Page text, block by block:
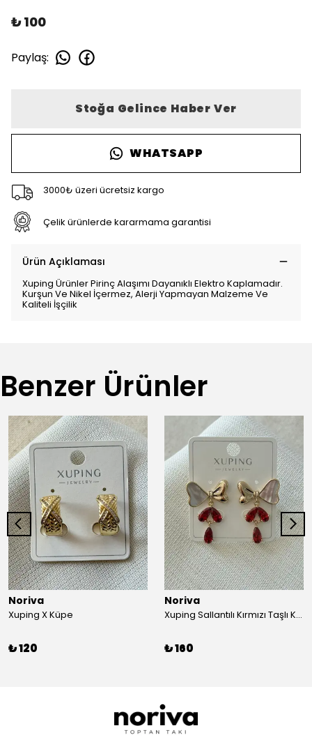
₺ 100
Paylaş:
Stoğa Gelince Haber Ver
WHATSAPP
3000₺ üzeri ücretsiz kargo
Çelik ürünlerde kararmama garantisi
Ürün Açıklaması
Xuping Ürünler Pirinç Alaşımı Dayanıklı Elektro Kaplamadır.
Kurşun Ve Nikel İçermez, Alerji Yapmayan Malzeme Ve
Kaliteli İşçilik
Benzer Ürünler
Noriva
Xuping X Küpe
₺ 120
Noriva
Xuping Sallantılı Kırmızı Taşlı Kurdele Küpe
₺ 160